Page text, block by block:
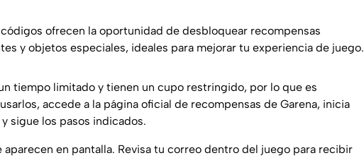
códigos ofrecen la oportunidad de desbloquear recompensas
y objetos especiales, ideales para mejorar tu experiencia de juego.
tiempo limitado y tienen un cupo restringido, por lo que es
accede a la página oficial de recompensas de Garena, inicia
sigue los pasos indicados.
aparecen en pantalla. Revisa tu correo dentro del juego para recibir